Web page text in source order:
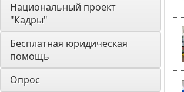
Национальный проект
"Кадры"
Бесплатная юридическая
помощь
Опрос